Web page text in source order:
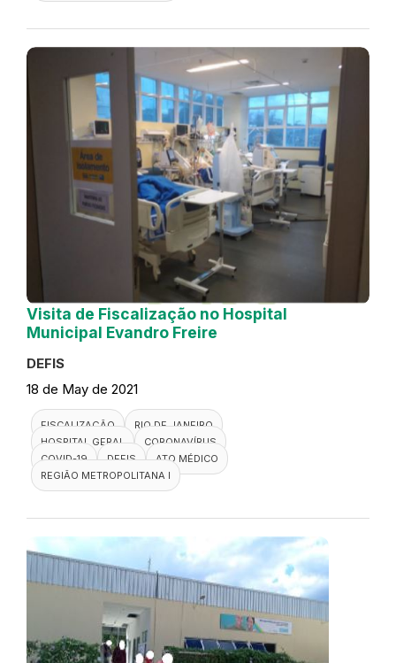
Visita de Fiscalização no Hospital
Municipal Evandro Freire
DEFIS
18 de May de 2021
FISCALIZAÇÃO
RIO DE JANEIRO
HOSPITAL GERAL
CORONAVÍRUS
COVID-19
DEFIS
ATO MÉDICO
REGIÃO METROPOLITANA I